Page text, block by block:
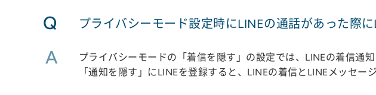
Q プライバシーモード設定時にLINEの通話があった際
A
プライバシーモードの「着信を隠す」の設定では、LINEの着信通
「通知を隠す」にLINEを登録すると、LINEの着信とLINEメッセー